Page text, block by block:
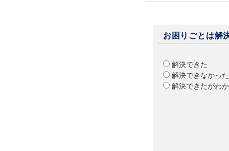
お困りごとは解
解決できた
解決できなかった
解決できたがわ